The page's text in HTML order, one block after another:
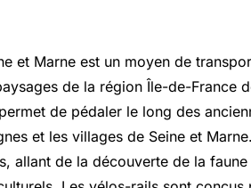
et Marne est un moyen de
de la région Île-de-France
de pédaler le long des
et les villages de Seine et
allant de la découverte de la